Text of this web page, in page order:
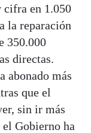
cifra en 1.050
la reparación
350.000
directas.
abonado más
que el
sin ir más
Gobierno ha